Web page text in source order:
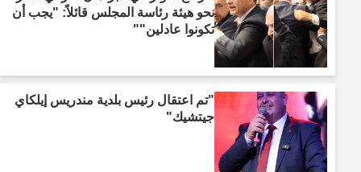
نحو هيئة رئاسة المجلس قائلاً: "يجب أن
تكونوا عادلين""
"تم اعتقال رئيس بلدية مندريس إيلكاي
جيتشيك"